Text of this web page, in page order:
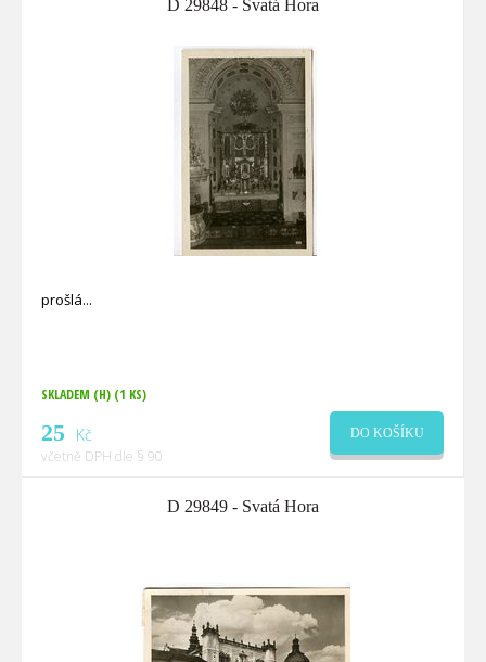
D 29848 - Svatá Hora
prošlá
SKLADEM (H) (1 KS)
25 Kč
včetně DPH dle § 90
DO KOŠÍKU
D 29849 - Svatá Hora